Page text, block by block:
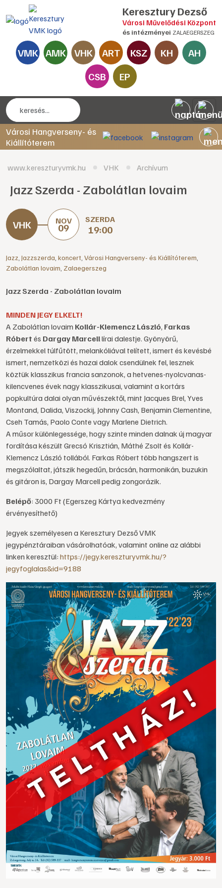
Keresztury Dezső
Városi Művelődési Központ
és intézményei ZALAEGERSZEG
VMK AMK VHK ART KSZ KH
AH
CSB
EP
Városi Hangverseny- és
Kiállítóterem
www.kereszturyvmk.hu VHK Archívum
Jazz Szerda - Zabolátlan lovaim
NOV
09
SZERDA
19:00
Jazz Jazzszerda koncert Városi Hangverseny- és Kiállítóterem
Zabolátlan lovaim Zalaegerszeg
Jazz Szerda - Zabolátlan lovaim
MINDEN JEGY ELKELT!
A Zabolátlan lovaim Kollár-Klemencz László, Farkas
Róbert és Dargay Marcelllírai dalestje. Gyönyörű,
érzelmekkel túlfűtött, melankóliával telített, ismert és kevésbé
ismert, nemzetközi és hazai dalok csendülnek fel, lesznek
köztük klasszikus francia sanzonok, a hetvenes-nyolcvanas-
kilencvenes évek nagy klasszikusai, valamint a kortárs
popkultúra dalai olyan művészektől, mint Jacques Brel, Yves
Montand, Dalida, Viszockij, Johnny Cash, Benjamin Clementine,
Cseh Tamás, Paolo Conte vagy Marlene Dietrich.
A műsor különlegessége, hogy szinte minden dalnak új magyar
fordítása készült Grecsó Krisztián, Máthé Zsolt és Kollár-
Klemencz László tollából. Farkas Róbert több hangszert is
megszólaltat, játszik hegedűn, brácsán, harmonikán, buzukin
és gitáron is, Dargay Marcell pedig zongorázik.
Belépő: 3000 Ft (Egerszeg Kártya kedvezmény
érvényesíthető)
Jegyek személyesen a Keresztury Dezső VMK
jegypénztáraiban vásárolhatóak, valamint online az alábbi
linken keresztül: https://jegy.kereszturyvmk.hu/?
jegyfoglalas&id=9188